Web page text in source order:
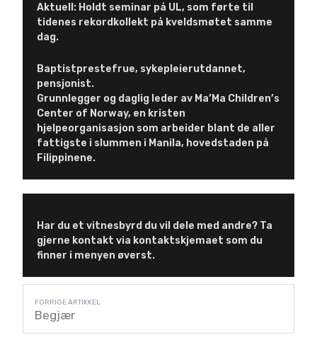
Aktuell: Holdt seminar på UL, som førte til
tidenes rekordkollekt på kveldsmøtet samme
dag.
Baptistprestefrue, sykepleierutdannet,
pensjonist.
Grunnlegger og daglig leder av Ma’Ma Children’s
Center of Norway, en kristen
hjelpeorganisasjon som arbeider blant de aller
fattigste i slummen i Manila, hovedstaden på
Filippinene.
Har du et vitnesbyrd du vil dele med andre? Ta
gjerne kontakt via kontaktskjemaet som du
finner i menyen øverst.
Begjær